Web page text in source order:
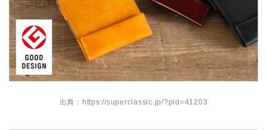
出典：https://superclassic.jp/?pid=41203